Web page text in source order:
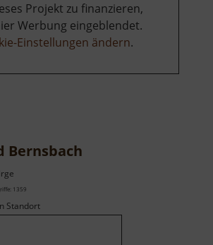
Projekt zu finanzieren,
Werbung eingeblendet.
Einstellungen ändern.
Bernsbach
1359
Standort